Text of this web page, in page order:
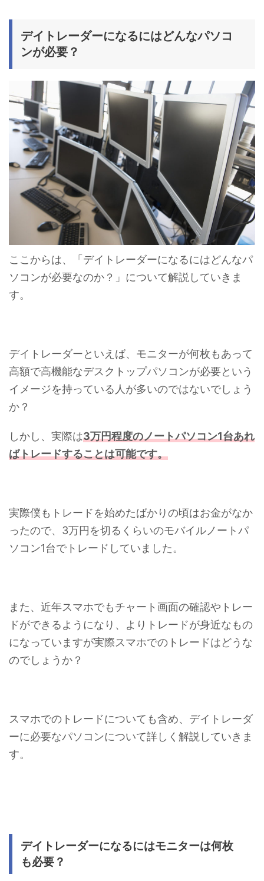
デイトレーダーになるにはどんなパソコ
ンが必要？
ここからは、「デイトレーダーになるにはどんなパ
ソコンが必要なのか？」について解説していきま
す。
デイトレーダーといえば、モニターが何枚もあって
高額で高機能なデスクトップパソコンが必要という
イメージを持っている人が多いのではないでしょう
か？
しかし、実際は3万円程度のノートパソコン1台あれ
ばトレードすることは可能です。
実際僕もトレードを始めたばかりの頃はお金がなか
ったので、3万円を切るくらいのモバイルノートパ
ソコン1台でトレードしていました。
また、近年スマホでもチャート画面の確認やトレー
ドができるようになり、よりトレードが身近なもの
になっていますが実際スマホでのトレードはどうな
のでしょうか？
スマホでのトレードについても含め、デイトレーダ
ーに必要なパソコンについて詳しく解説していきま
す。
デイトレーダーになるにはモニターは何枚
も必要？